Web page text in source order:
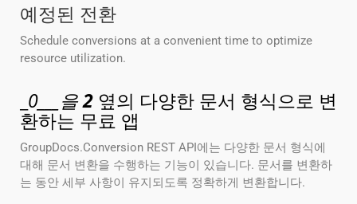
예정된 전환
Schedule conversions at a convenient time to optimize
resource utilization.
0___을2 옆의 다양한 문서 형식으로 변
환하는 무료 앱
GroupDocs.Conversion REST API에는 다양한 문서 형식에
대해 문서 변환을 수행하는 기능이 있습니다. 문서를 변환하
는 동안 세부 사항이 유지되도록 정확하게 변환합니다.